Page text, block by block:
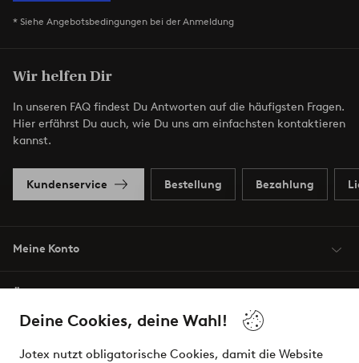
Deine Cookies, deine Wahl!
Jotex nutzt obligatorische Cookies, damit die Website
* Siehe Angebotsbedingungen bei der Anmeldung
Wir helfen Dir
In unseren FAQ findest Du Antworten auf die häufigsten Fragen.
Hier erfährst Du auch, wie Du uns am einfachsten kontaktieren
kannst.
Kundenservice Bestellung Bezahlung
Meine Konto